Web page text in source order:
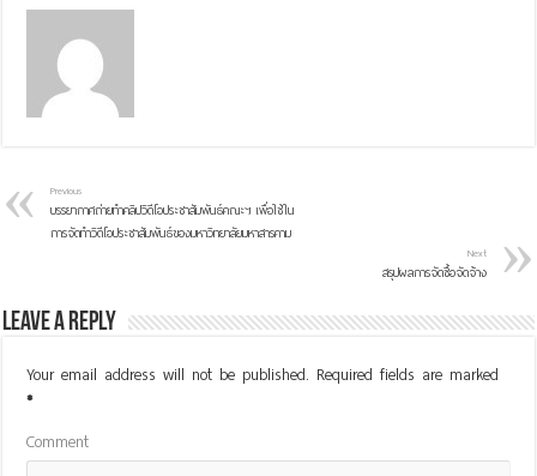
Previous
บรรยากาศถ่ายทำคลิปวิดีโอประชาสัมพันธ์คณะฯ เพื่อใช้ใน
การจัดทำวิดีโอประชาสัมพันธ์ของมหาวิทยาลัยมหาสารคาม
Next
สรุปผลการจัดซื้อจัดจ้าง
Leave a Reply
Your email address will not be published. Required fields are marked
*
Comment